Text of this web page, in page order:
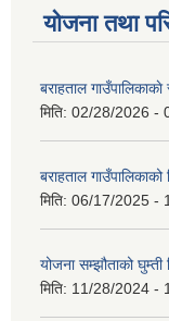
योजना तथा
बराहताल
मिति: 02/28/2026 -
बराहताल
मिति: 06/17/2025 -
योजना सम्झौताको
मिति: 11/28/2024 -